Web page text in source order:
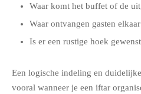
Waar komt het buffet of de
Waar ontvangen gasten
Is er een rustige hoek
Een logische indeling en
vooral wanneer je een iftar